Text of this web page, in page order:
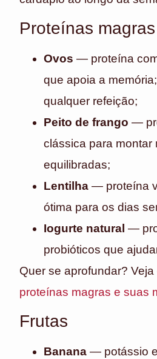
Proteínas magras
Ovos — proteína
que apoia a
qualquer refeição;
Peito de frango —
clássica para montar
equilibradas;
Lentilha — proteína
ótima para os dias
Iogurte natural —
probióticos que
Quer se aprofundar?
proteínas magras e suas
Frutas
Banana — potássio